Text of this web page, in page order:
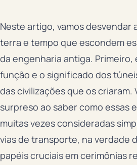
Neste artigo, vamos desvendar
terra e tempo que escondem
da engenharia antiga. Primeiro,
função e o significado dos
das civilizações que os criaram.
surpreso ao saber como essas
muitas vezes consideradas
vias de transporte, na verdade
papéis cruciais em cerimônias